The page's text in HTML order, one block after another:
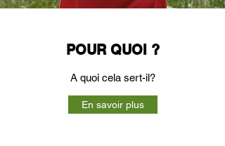
POUR QUOI ?
A quoi cela sert-il?
En savoir plus